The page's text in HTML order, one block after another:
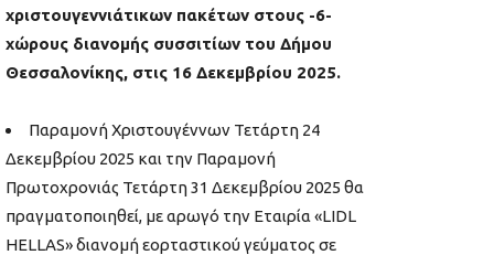
χριστουγεννιάτικων πακέτων στους -6-
χώρους διανομής συσσιτίων του Δήμου
Θεσσαλονίκης, στις 16 Δεκεμβρίου 2025.
Παραμονή Χριστουγέννων Τετάρτη 24
Δεκεμβρίου 2025 και την Παραμονή
Πρωτοχρονιάς Τετάρτη 31 Δεκεμβρίου 2025 θα
πραγματοποιηθεί, με αρωγό την Εταιρία «LIDL
HELLAS» διανομή εορταστικού γεύματος σε